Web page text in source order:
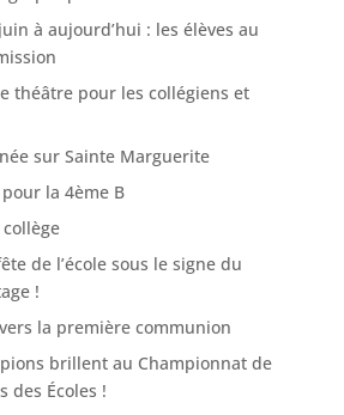
à aujourd’hui : les élèves au
théâtre pour les collégiens et
sur Sainte Marguerite
la 4ème B
de l’école sous le signe du
!
la première communion
brillent au Championnat de
des Écoles !